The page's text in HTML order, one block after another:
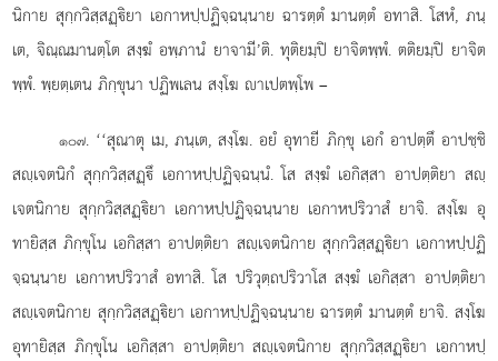
นิกาย สุกฺกวิสฺสฏฺิยา เอกาหปฺปฏิจฺฉนฺนาย ฉารตฺตํ มานตฺตํ อทาสิ. โสหํ, ภนฺ
เต, จิณฺณมานตฺโต สงฺฆํ อพฺภานํ ยาจามี’ติ. ทุติยมฺปิ ยาจิตพฺพํ. ตติยมฺปิ ยาจิต
พฺพํ. พฺยตฺเตนภิกฺขุนา ปฏิพเลน สงฺโฆ าเปตพฺโพ –
๑๐๗. ‘‘สุณาตุ เม, ภนฺเต, สงฺโฆ. อยํ อุทายี ภิกฺขุ เอกํ อาปตฺตึ อาปชฺชิ
สฺเจตนิกํ สุกฺกวิสฺสฏฺึ เอกาหปฺปฏิจฺฉนฺนํ. โส สงฺฆํ เอกิสฺสา อาปตฺติยา สฺ
เจตนิกาย สุกฺกวิสฺสฏฺิยา เอกาหปฺปฏิจฺฉนฺนาย เอกาหปริวาสํ ยาจิ. สงฺโฆ อุ
ทายิสฺส ภิกฺขุโน เอกิสฺสา อาปตฺติยา สฺเจตนิกาย สุกฺกวิสฺสฏฺิยา เอกาหปฺปฏิ
จฺฉนฺนาย เอกาหปริวาสํ อทาสิ. โส ปริวุตฺถปริวาโส สงฺฆํ เอกิสฺสา อาปตฺติยา
สฺเจตนิกาย สุกฺกวิสฺสฏฺิยา เอกาหปฺปฏิจฺฉนฺนาย ฉารตฺตํ มานตฺตํ ยาจิ. สงฺโฆ
อุทายิสฺส ภิกฺขุโน เอกิสฺสา อาปตฺติยา สฺเจตนิกาย สุกฺกวิสฺสฏฺิยา เอกาหปฺ